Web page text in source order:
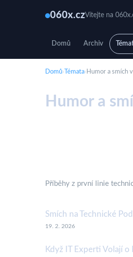
060x.czVítejte na
Domů Archiv
Domů› Témata› Humor a smích
Humor a
Příběhy z první linie
Smích na Technické
19. 2. 2026
Když IT Experti Volají